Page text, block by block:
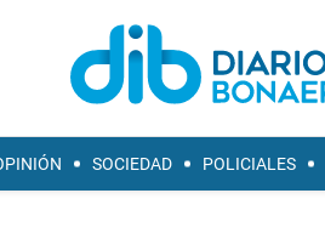
SOCIEDAD POLICIALES